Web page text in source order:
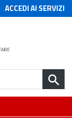
ACCEDI AI SERVIZI